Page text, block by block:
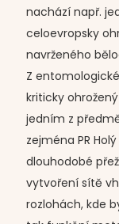
nachází např.
celoevropsky
navrženého
Z
kriticky
jedním z
zejména PR
dlouhodobé
vytvoření sítě
rozlohách, kde